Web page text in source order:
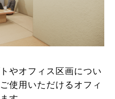
やオフィス区画につい
使用いただけるオフィ